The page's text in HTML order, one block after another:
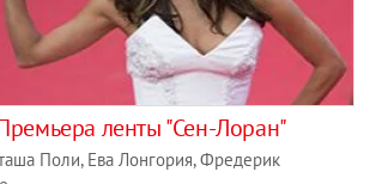
ленты "Сен-Лоран"
Поли, Ева Лонгория, Фредерик